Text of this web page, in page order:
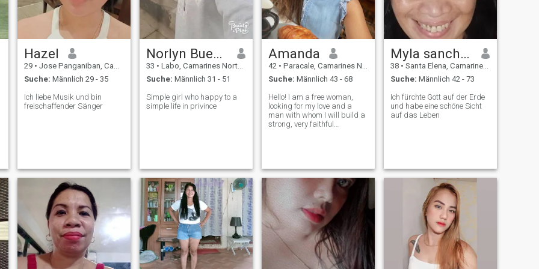
Hazel
29 • Jose Panganiban, Camarines Norte, Philippinen
Suche: Männlich 29 - 35
Ich liebe Musik und bin
freischaffender Sänger
Norlyn Bueno
33 • Labo, Camarines Norte, Philippinen
Suche: Männlich 31 - 51
Simple girl who happy to a
simple life in privince
Amanda
42 • Paracale, Camarines Norte, Philippinen
Suche: Männlich 43 - 68
Hello! I am a free woman,
looking for my love and a
man with whom I will build a
strong, very faithful
people easily, accepting
Myla sanchez
38 • Santa Elena, Camarines Norte, Philippinen
Suche: Männlich 42 - 73
Ich fürchte Gott auf der Erde
und habe eine schöne Sicht
auf das Leben